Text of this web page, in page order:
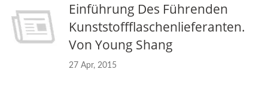
Einführung Des Führenden
Kunststoffflaschenlieferanten.
Von Young Shang
27 Apr, 2015